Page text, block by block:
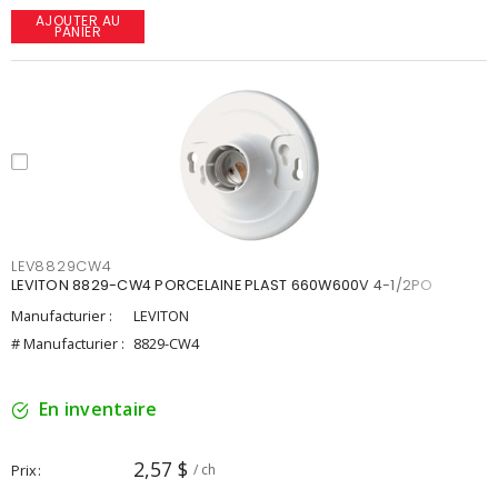
AJOUTER AU
PANIER
LEV8829CW4
LEVITON 8829-CW4 PORCELAINE PLAST 660W600V 4-1/2PO
Manufacturier :
LEVITON
# Manufacturier : 8829-CW4
En inventaire
Prix 2,57 $ / ch